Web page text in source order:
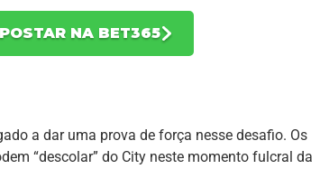
NA BET365
a dar uma prova de força nesse desafio. Os
“descolar” do City neste momento fulcral da